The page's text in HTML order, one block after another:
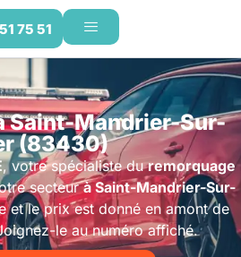
75 51
Saint-Mandrier-Sur-
(83430)
, votre spécialiste duremorquage
secteurà Saint-Mandrier-Sur-
et le prix est donné en amont de
le au numéro affiché.